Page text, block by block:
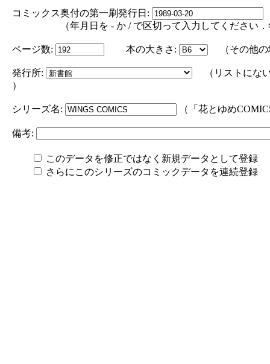
コミックス奥付の第一刷発行日:
（年月日を - か / で区切って入力してください．年
ページ数: 本の大きさ: （その他の
発行所:
（リストにな
）
シリーズ名: （「花とゆめ
備考:
このデータを修正ではなく新規データとして登録
さらにこのシリーズのコミックデータを連続登録